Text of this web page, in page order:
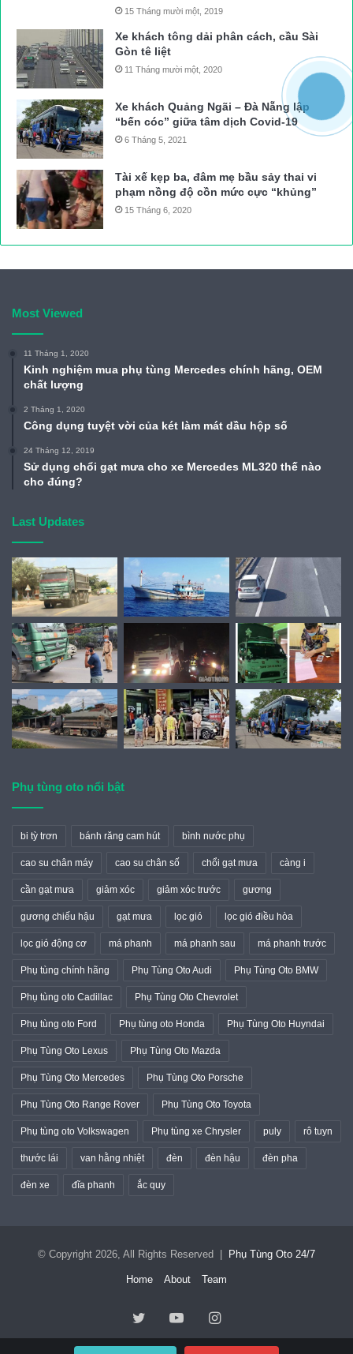
15 Tháng mười một, 2019
Xe khách tông dải phân cách, cầu Sài
Gòn tê liệt
11 Tháng mười một, 2020
Xe khách Quảng Ngãi – Đà Nẵng lập
“bến cóc” giữa tâm dịch Covid-19
6 Tháng 5, 2021
Tài xế kẹp ba, đâm mẹ bầu sảy thai vi
phạm nồng độ cồn mức cực “khủng”
15 Tháng 6, 2020
Most Viewed
11 Tháng 1, 2020
Kinh nghiệm mua phụ tùng Mercedes chính hãng, OEM
chất lượng
2 Tháng 1, 2020
Công dụng tuyệt vời của két làm mát dầu hộp số
24 Tháng 12, 2019
Sử dụng chổi gạt mưa cho xe Mercedes ML320 thế nào
cho đúng?
Last Updates
Phụ tùng oto nổi bật
bi tỳ trơn bánh răng cam hút bình nước phụ
cao su chân máy cao su chân số chổi gạt mưa càng i
cần gạt mưa giảm xóc giảm xóc trước gương
gương chiếu hậu gạt mưa lọc gió lọc gió điều hòa
lọc gió động cơ má phanh má phanh sau má phanh trước
Phụ tùng chính hãng Phụ Tùng Oto Audi Phụ Tùng Oto BMW
Phụ tùng oto Cadillac Phụ Tùng Oto Chevrolet
Phụ tùng oto Ford Phụ tùng oto Honda Phụ Tùng Oto Huyndai
Phụ Tùng Oto Lexus Phụ Tùng Oto Mazda
Phụ Tùng Oto Mercedes Phụ Tùng Oto Porsche
Phụ Tùng Oto Range Rover Phụ Tùng Oto Toyota
Phụ tùng oto Volkswagen Phụ tùng xe Chrysler puly rô tuyn
thước lái van hằng nhiệt đèn đèn hậu đèn pha
đèn xe đĩa phanh ắc quy
© Copyright 2026, All Rights Reserved | Phụ Tùng Oto 24/7
Home About Team
TwitterYouTubeInstagram